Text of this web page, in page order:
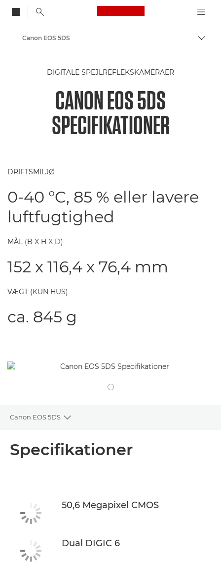
Canon Logo, back
Skift
Canon EOS 5DS
DIGITALE SPEJLREFLEKSKAMERAER
CANON EOS 5DS
SPECIFIKATIONER
DRIFTSMILJØ
0-40 °C, 85 % eller lavere
luftfugtighed
MÅL (B X H X D)
152 x 116,4 x 76,4 mm
VÆGT (KUN HUS)
ca. 845 g
Canon EOS 5DS
Toggle breadcrumbs
Specifikationer
50,6 Megapixel CMOS
Dual DIGIC 6